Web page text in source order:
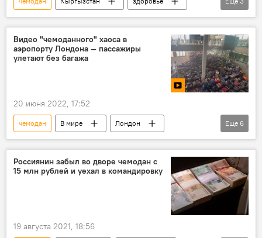
медицина
искусственный интеллект
Алымкадыр Бейшеналиев
Видео "чемоданного" хаоса в
аэропорту Лондона — пассажиры
улетают без багажа
20 июня 2022, 17:52
чемодан В мире
Лондон
аэропорт
багаж
сбой
хаос
видео пассажиры
Еще 6
Россиянин забыл во дворе чемодан с
15 млн рублей и уехал в командировку
19 августа 2021, 18:56